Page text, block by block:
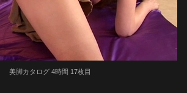
美脚カタログ 4時間 17枚目